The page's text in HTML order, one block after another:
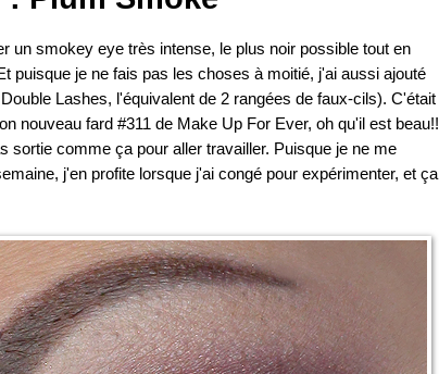
un smokey eye très intense, le plus noir possible tout en
puisque je ne fais pas les choses à moitié, j'ai aussi ajouté
Lashes, l'équivalent de 2 rangées de faux-cils). C'était
nouveau fard #311 de Make Up For Ever, oh qu'il est beau!!
sortie comme ça pour aller travailler. Puisque je ne me
j'en profite lorsque j'ai congé pour expérimenter, et ça